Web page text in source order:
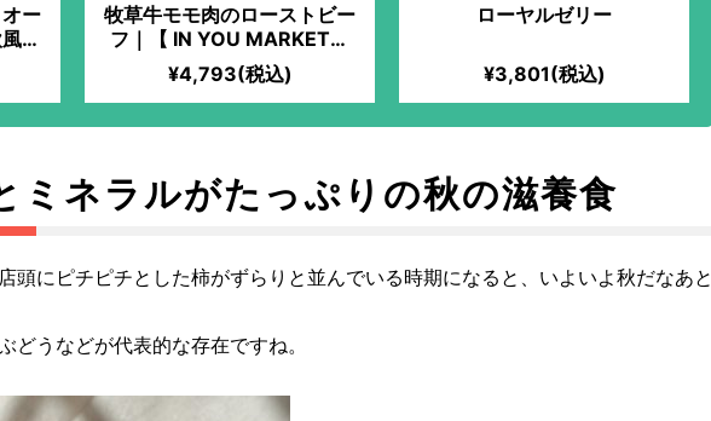
ー
ベ
症
料
と
チ
1杯
の
牧草牛モモ肉のローストビー
フ｜【 IN YOU MARKET限
定】「化学過敏症の妻のため
に、美味しいお料理を食べさ
せてあげたい」という想いか
ら始まった、全原材料オーガ
ば噛むほど旨味が出る、ジュ
ーシーなローストビーフ！添
¥4,793(税込)
ローヤルゼリー
¥3,801(税込)
ミネラルがたっぷりの秋の滋養食
頭にピチピチとした柿がずらりと並んでいる時期になると、いよいよ秋だなあと
どうなどが代表的な存在ですね。